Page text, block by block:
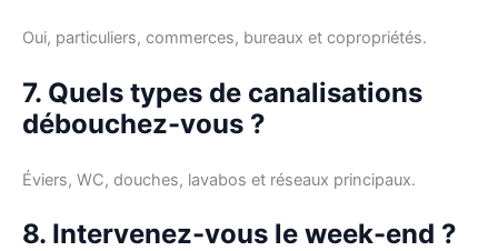
Oui, particuliers, commerces, bureaux et copropriétés.
7. Quels types de canalisations
débouchez-vous ?
Éviers, WC, douches, lavabos et réseaux principaux.
8. Intervenez-vous le week-end ?